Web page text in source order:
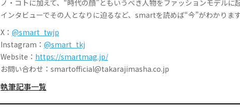
ノ・コトに加えて、“時代の顔”ともいうべき人物をファッションモデルに
インタビューでその人となりに迫るなど、smartを読めば“今”がわかりま
X： @smart_twjp
Instagram： @smart_tkj
Website： https://smartmag.jp/
お問い合わせ：smartofficial@takarajimasha.co.jp
執筆記事一覧